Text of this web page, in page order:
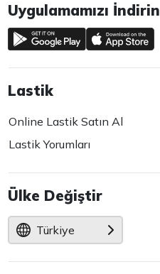
Uygulamamızı İndirin
Lastik
Online Lastik Satın Al
Lastik Yorumları
Ülke Değiştir
Türkiye